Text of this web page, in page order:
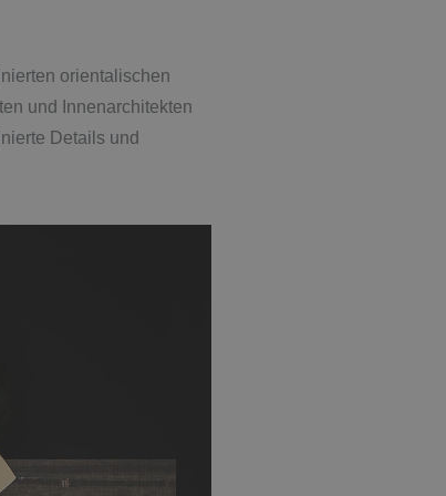
orientalischen
und Innenarchitekten
Details und